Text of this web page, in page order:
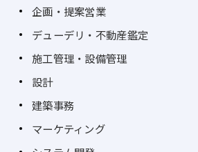
企画・提案営業
デューデリ・不動産鑑定
施工管理・設備管理
設計
建築事務
マーケティング